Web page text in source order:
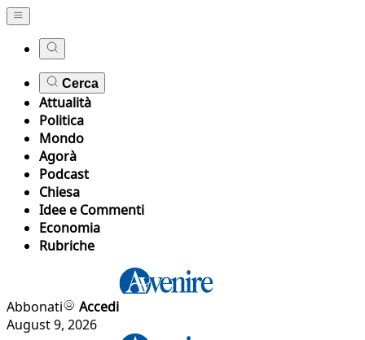
Cerca
Attualità
Politica
Mondo
Agorà
Podcast
Chiesa
Idee e Commenti
Economia
Rubriche
Abbonati
Accedi
August 9, 2026